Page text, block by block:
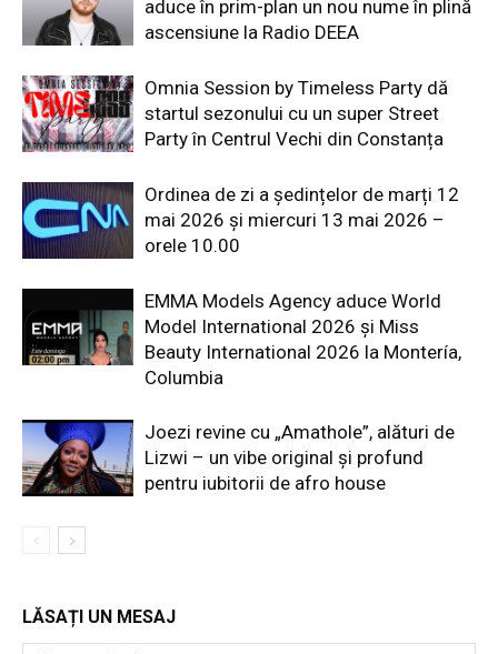
aduce în prim-plan un nou nume în plină
ascensiune la Radio DEEA
Omnia Session by Timeless Party dă
startul sezonului cu un super Street
Party în Centrul Vechi din Constanța
Ordinea de zi a ședințelor de marți 12
mai 2026 și miercuri 13 mai 2026 –
orele 10.00
EMMA Models Agency aduce World
Model International 2026 și Miss
Beauty International 2026 la Montería,
Columbia
Joezi revine cu „Amathole”, alături de
Lizwi – un vibe original și profund
pentru iubitorii de afro house
LĂSAȚI UN MESAJ